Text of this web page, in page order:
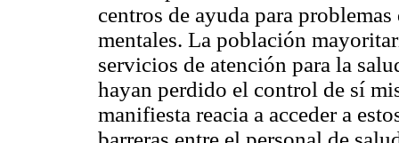
centros de ayuda para
mentales. La población
servicios de atención para la
hayan perdido el control de sí
manifiesta reacia a acceder a